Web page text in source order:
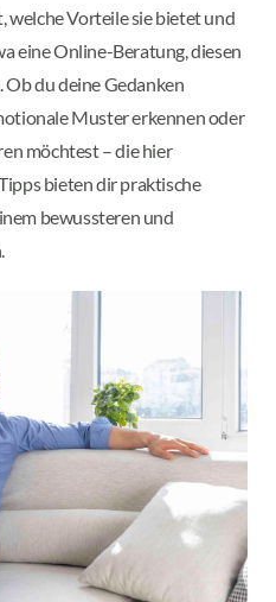
welche Vorteile sie bietet und
eine Online-Beratung, diesen
du deine Gedanken
Muster erkennen oder
möchtest – die hier
bieten dir praktische
bewussteren und